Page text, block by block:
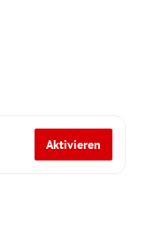
Aktivieren